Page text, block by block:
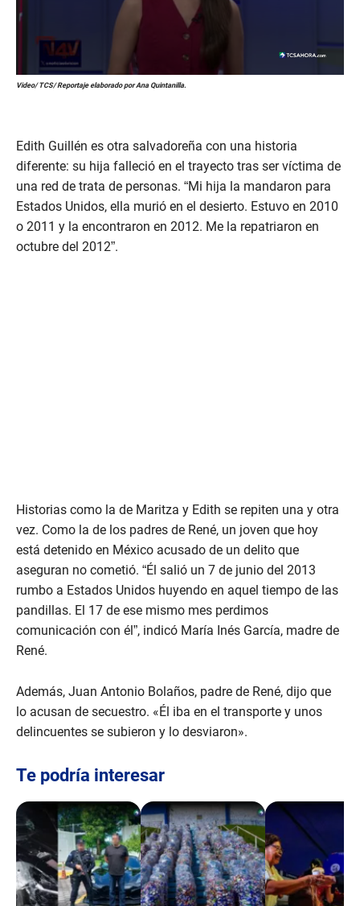
0
s
n
s
o
f
2
m
i
n
Video/ TCS/ Reportaje elaborado por Ana Quintanilla.
Edith Guillén es otra salvadoreña con una historia
diferente: su hija falleció en el trayecto tras ser víctima de
una red de trata de personas. “Mi hija la mandaron para
Estados Unidos, ella murió en el desierto. Estuvo en 2010
o 2011 y la encontraron en 2012. Me la repatriaron en
octubre del 2012”.
Historias como la de Maritza y Edith se repiten una y otra
vez. Como la de los padres de René, un joven que hoy
está detenido en México acusado de un delito que
aseguran no cometió. “Él salió un 7 de junio del 2013
rumbo a Estados Unidos huyendo en aquel tiempo de las
pandillas. El 17 de ese mismo mes perdimos
comunicación con él”, indicó María Inés García, madre de
René.
Además, Juan Antonio Bolaños, padre de René, dijo que
lo acusan de secuestro. «Él iba en el transporte y unos
delincuentes se subieron y lo desviaron».
Te podría interesar